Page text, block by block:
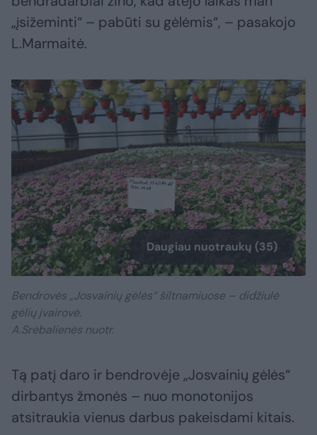
„įsižeminti“ – pabūti su gėlėmis“, – pasakojo
L.Marmaitė.
Daugiau nuotraukų (35)
Bendrovės „Josvainių gėlės“ šiltnamiuose – didžiulė
gėlių įvairovė.
A.Srėbalienės nuotr.
Tą patį daro ir bendrovėje „Josvainių gėlės“
dirbantys žmonės – nuo monotonijos
atsitraukia vienus darbus pakeisdami kitais.